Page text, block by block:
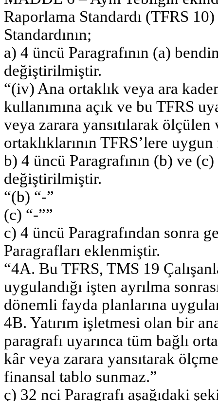
Raporlama Standardı (TFRS
Standardının;
a) 4 üncü Paragrafının (a)
değiştirilmiştir.
“(iv) Ana ortaklık veya ara
kullanımına açık ve bu TFRS
veya zarara yansıtılarak
ortaklıklarının TFRS’lere
b) 4 üncü Paragrafının (b) ve
değiştirilmiştir.
“(b) “-”
(c) “-””
c) 4 üncü Paragrafından sonra
Paragrafları eklenmiştir.
“4A. Bu TFRS, TMS 19
uygulandığı işten ayrılma
dönemli fayda planlarına
4B. Yatırım işletmesi olan bir
paragrafı uyarınca tüm bağlı
kâr veya zarara yansıtarak
finansal tablo sunmaz.”
ç) 32 nci Paragrafı aşağıdaki